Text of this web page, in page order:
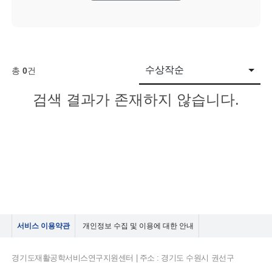
총0건 수상작순
검색 결과가 존재하지 않습니다.
서비스 이용약관 개인정보 수집 및 이용에 대한 안내
경기도재활공학서비스연구지원센터 | 주소 : 경기도 수원시 권선구